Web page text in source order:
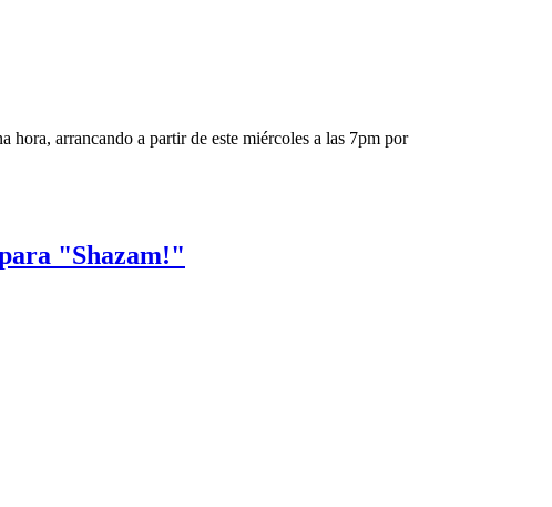
hora, arrancando a partir de este miércoles a las 7pm por
"Shazam!"